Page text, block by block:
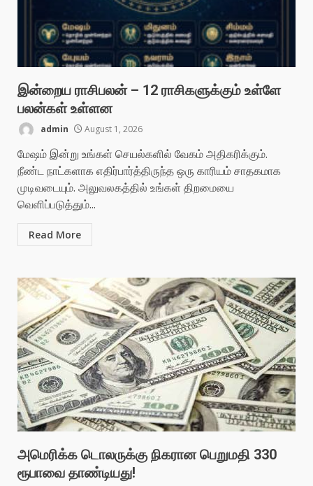
இன்றைய ராசிபலன் – 12 ராசிகளுக்கும் உள்ளே
பலன்கள் உள்ளன
admin August 1, 2026
மேஷம் இன்று உங்கள் செயல்களில் வேகம் அதிகரிக்கும்.
நீண்ட நாட்களாக எதிர்பார்த்திருந்த ஒரு காரியம் சாதகமாக
முடிவடையும். அலுவலகத்தில் உங்கள் திறமையை
வெளிப்படுத்தும்...
Read More
அமெரிக்க டொலருக்கு நிகரான பெறுமதி 330
ரூபாவை தாண்டியது!